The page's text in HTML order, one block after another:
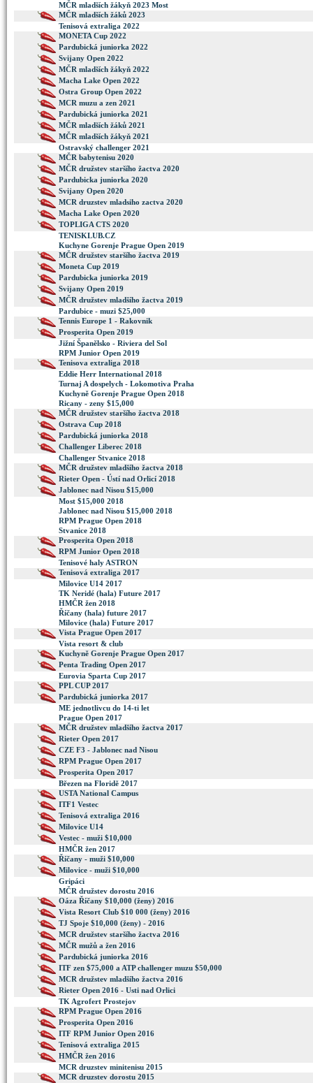
MČR mladších žákyň 2023 Most
MČR mladších žáků 2023
Tenisová extraliga 2022
MONETA Cup 2022
Pardubická juniorka 2022
Svijany Open 2022
MČR mladších žákyň 2022
Macha Lake Open 2022
Ostra Group Open 2022
MCR muzu a zen 2021
Pardubická juniorka 2021
MČR mladších žáků 2021
MČR mladších žákyň 2021
Ostravský challenger 2021
MČR babytenisu 2020
MČR družstev staršího žactva 2020
Pardubicka juniorka 2020
Svijany Open 2020
MCR druzstev mladsiho zactva 2020
Macha Lake Open 2020
TOPLIGA CTS 2020
TENISKLUB.CZ
Kuchyne Gorenje Prague Open 2019
MČR družstev staršího žactva 2019
Moneta Cup 2019
Pardubicka juniorka 2019
Svijany Open 2019
MČR družstev mladšího žactva 2019
Pardubice - muzi $25,000
Tennis Europe 1 - Rakovnik
Prosperita Open 2019
Jižní Španělsko - Riviera del Sol
RPM Junior Open 2019
Tenisova extraliga 2018
Eddie Herr International 2018
Turnaj A dospelych - Lokomotiva Praha
Kuchyně Gorenje Prague Open 2018
Ricany - zeny $15,000
MČR družstev staršího žactva 2018
Ostrava Cup 2018
Pardubická juniorka 2018
Challenger Liberec 2018
Challenger Stvanice 2018
MČR družstev mladšího žactva 2018
Rieter Open - Ústí nad Orlicí 2018
Jablonec nad Nisou $15,000
Most $15,000 2018
Jablonec nad Nisou $15,000 2018
RPM Prague Open 2018
Stvanice 2018
Prosperita Open 2018
RPM Junior Open 2018
Tenisové haly ASTRON
Tenisová extraliga 2017
Milovice U14 2017
TK Neridé (hala) Future 2017
HMČR žen 2018
Říčany (hala) future 2017
Milovice (hala) Future 2017
Vista Prague Open 2017
Vista resort & club
Kuchyně Gorenje Prague Open 2017
Penta Trading Open 2017
Eurovia Sparta Cup 2017
PPL CUP 2017
Pardubická juniorka 2017
ME jednotlivcu do 14-ti let
Prague Open 2017
MČR družstev mladšího žactva 2017
Rieter Open 2017
CZE F3 - Jablonec nad Nisou
RPM Prague Open 2017
Prosperita Open 2017
Březen na Floridě 2017
USTA National Campus
ITF1 Vestec
Tenisová extraliga 2016
Milovice U14
Vestec - muži $10,000
HMČR žen 2017
Říčany - muži $10,000
Milovice - muži $10,000
Gripáci
MČR družstev dorostu 2016
Oáza Říčany $10,000 (ženy) 2016
Vista Resort Club $10 000 (ženy) 2016
TJ Spoje $10,000 (ženy) - 2016
MCR družstev staršího žactva 2016
MČR mužů a žen 2016
Pardubická juniorka 2016
ITF zen $75,000 a ATP challenger muzu $50,000
MCR družstev mladšího žactva 2016
Rieter Open 2016 - Usti nad Orlici
TK Agrofert Prostejov
RPM Prague Open 2016
Prosperita Open 2016
ITF RPM Junior Open 2016
Tenisová extraliga 2015
HMČR žen 2016
MCR druzstev minitenisu 2015
MCR druzstev dorostu 2015